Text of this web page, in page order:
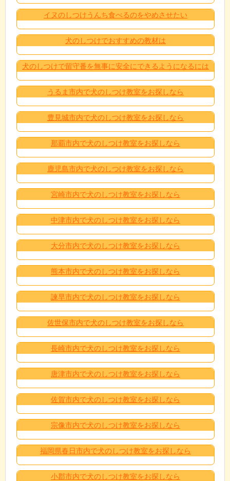
イヌのしつけうんち食べるのをやめさせたい
犬のしつけでおすすめの教材は
犬のしつけで留守番を無事に安全にできるようになるには
うるま市内で犬のしつけ教室をお探しなら
豊見城市内で犬のしつけ教室をお探しなら
那覇市内で犬のしつけ教室をお探しなら
鹿児島市内で犬のしつけ教室をお探しなら
宮崎市内で犬のしつけ教室をお探しなら
中津市内で犬のしつけ教室をお探しなら
大分市内で犬のしつけ教室をお探しなら
熊本市内で犬のしつけ教室をお探しなら
諫早市内で犬のしつけ教室をお探しなら
佐世保市内で犬のしつけ教室をお探しなら
長崎市内で犬のしつけ教室をお探しなら
唐津市内で犬のしつけ教室をお探しなら
佐賀市内で犬のしつけ教室をお探しなら
宗像市内で犬のしつけ教室をお探しなら
福岡県春日市内で犬のしつけ教室をお探しなら
小郡市内で犬のしつけ教室をお探しなら